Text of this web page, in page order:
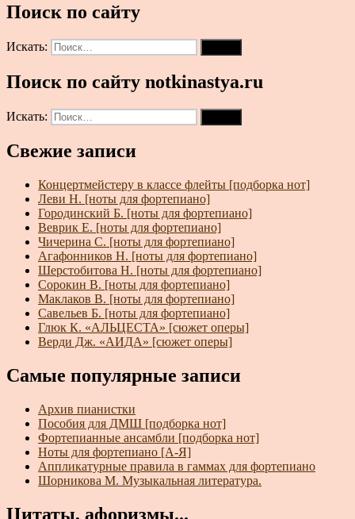
Поиск по сайту
Искать:
Поиск по сайту notkinastya.ru
Искать:
Свежие записи
Концертмейстеру в классе флейты [подборка нот]
Леви Н. [ноты для фортепиано]
Городинский Б. [ноты для фортепиано]
Веврик Е. [ноты для фортепиано]
Чичерина С. [ноты для фортепиано]
Агафонников Н. [ноты для фортепиано]
Шерстобитова Н. [ноты для фортепиано]
Сорокин В. [ноты для фортепиано]
Маклаков В. [ноты для фортепиано]
Савельев Б. [ноты для фортепиано]
Глюк К. «АЛЬЦЕСТА» [сюжет оперы]
Верди Дж. «АИДА» [сюжет оперы]
Самые популярные записи
Архив пианистки
Пособия для ДМШ [подборка нот]
Фортепианные ансамбли [подборка нот]
Ноты для фортепиано [А-Я]
Аппликатурные правила в гаммах для фортепиано
Шорникова М. Музыкальная литература.
Цитаты, афоризмы...